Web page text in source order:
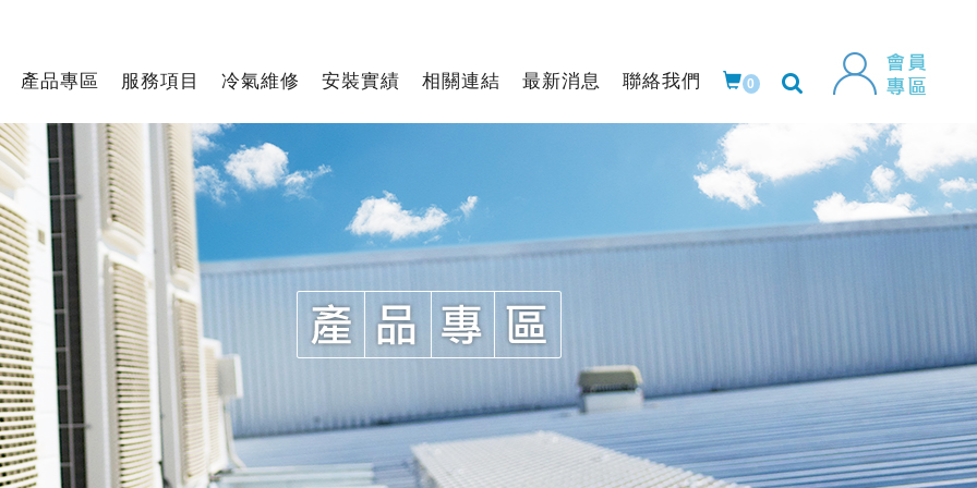
產品專區 服務項目 冷氣維修 安裝實績 相關連結 最新消息 聯絡我們 0